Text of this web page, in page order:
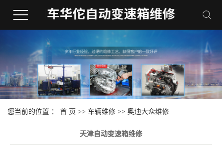
您当前的位置 ： 首 页 >> 车辆维修 >> 奥迪大众维修
天津自动变速箱维修